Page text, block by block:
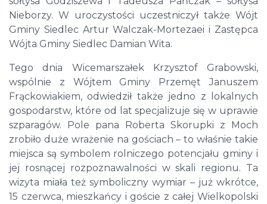
Nieborzy. W uroczystości uczestniczył także Wójt
Gminy Siedlec Artur Walczak-Mortezaei i Zastępca
Wójta Gminy Siedlec Damian Wita.
Tego dnia Wicemarszałek Krzysztof Grabowski,
wspólnie z Wójtem Gminy Przemęt Januszem
Frąckowiakiem, odwiedził także jedno z lokalnych
gospodarstw, które od lat specjalizuje się w uprawie
szparagów. Pole pana Roberta Skorupki z Moch
zrobiło duże wrażenie na gościach – to właśnie takie
miejsca są symbolem rolniczego potencjału gminy i
jej rosnącej rozpoznawalności w skali regionu. Ta
wizyta miała też symboliczny wymiar – już wkrótce,
15 czerwca, mieszkańcy i goście z całej Wielkopolski